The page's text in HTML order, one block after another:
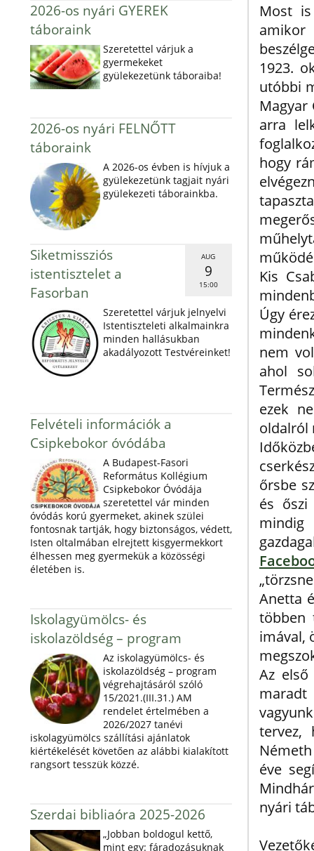
2026-os nyári GYEREK
táboraink
Szeretettel várjuk a
gyermekeket
gyülekezetünk táboraiba!
2026-os nyári FELNŐTT
táboraink
A 2026-os évben is hívjuk a
gyülekezetünk tagjait nyári
gyülekezeti táborainkba.
AUG
9
15:00
Siketmissziós
istentisztelet a
Fasorban
Szeretettel várjuk jelnyelvi
Istentiszteleti alkalmainkra
minden hallásukban
akadályozott Testvéreinket!
Felvételi információk a
Csipkebokor óvódába
A Budapest-Fasori
Református Kollégium
Csipkebokor Óvódája
szeretettel vár minden
óvódás korú gyermeket, akinek szülei
fontosnak tartják, hogy biztonságos, védett,
Isten oltalmában elrejtett kisgyermekkort
élhessen meg gyermekük a közösségi
életében is.
Iskolagyümölcs- és
iskolazöldség – program
Az iskolagyümölcs- és
iskolazöldség – program
végrehajtásáról szóló
15/2021.(III.31.) AM
rendelet értelmében a
2026/2027 tanévi
iskolagyümölcs szállítási ajánlatok
kiértékelését követően az alábbi kialakított
rangsort tesszük közzé.
Szerdai bibliaóra 2025-2026
„Jobban boldogul kettő,
mint egy: fáradozásuknak
Most
1923.
utóbbi
Magyar
arra
hogy
Kis
Úgy
nem
ahol
ezek
oldalról
őrsbe
és őszi
mindig
Anetta
többen
imával,
Az
maradt
tervez,
éve
nyári